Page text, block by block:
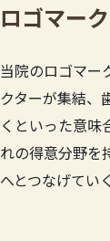
ロゴマー
当院のロゴマー
クターが集結、
くといった意味
れの得意分野を
へとつなげてい